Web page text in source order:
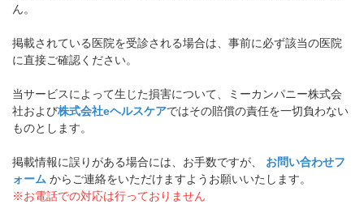
ん。
掲載されている医院を受診される場合は、事前に必ず該当の医院
に直接ご確認ください。
当サービスによって生じた損害について、ミーカンパニー株式会
社および株式会社eヘルスケアではその賠償の責任を一切負わない
ものとします。
掲載情報に誤りがある場合には、お手数ですが、 お問い合わせフ
ォーム からご連絡をいただけますようお願いいたします。
※お電話での対応は行っておりません